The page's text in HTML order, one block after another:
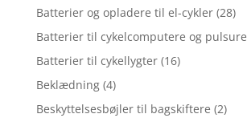
Batterier og opladere til el-cykler (28)
Batterier til cykelcomputere og pulsure
Batterier til cykellygter (16)
Beklædning (4)
Beskyttelsesbøjler til bagskiftere (2)